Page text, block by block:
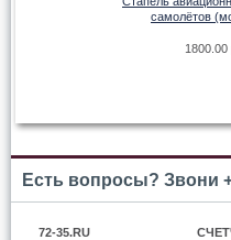
самолётов
1800.00
Есть вопросы? Звони
72-35.RU